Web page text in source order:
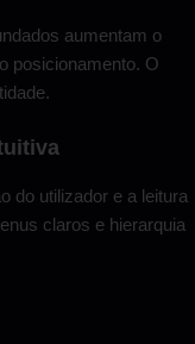
aumentam o
posicionamento. O
do utilizador e a leitura
claros e hierarquia